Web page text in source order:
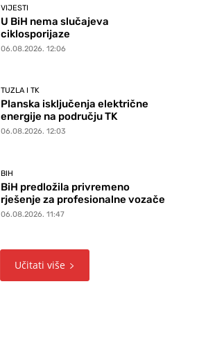
VIJESTI
U BiH nema slučajeva
ciklosporijaze
06.08.2026. 12:06
TUZLA I TK
Planska isključenja električne
energije na području TK
06.08.2026. 12:03
BIH
BiH predložila privremeno
rješenje za profesionalne vozače
06.08.2026. 11:47
Učitati više